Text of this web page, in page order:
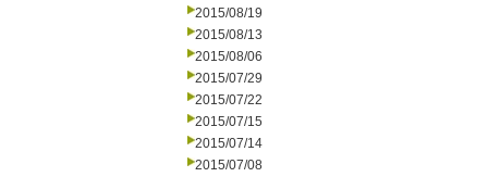
2015/08/19
2015/08/13
2015/08/06
2015/07/29
2015/07/22
2015/07/15
2015/07/14
2015/07/08